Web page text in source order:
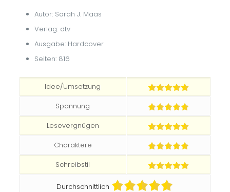
Autor: Sarah J. Maas
Verlag: dtv
Ausgabe: Hardcover
Seiten: 816
Idee/Umsetzung
Spannung
Lesevergnügen
Charaktere
Schreibstil
Durchschnittlich